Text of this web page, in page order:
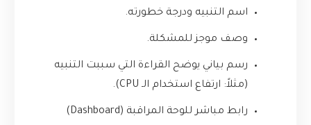
اسم التنبيه ودرجة خطورته.
وصف موجز للمشكلة.
رسم بياني يوضح القراءة التي سببت التنبيه
(مثلاً: ارتفاع استخدام الـ CPU).
رابط مباشر للوحة المراقبة (Dashboard)